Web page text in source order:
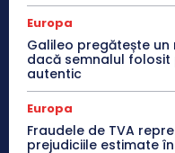
Europa
Galileo pregătește
dacă semnalul
autentic
Europa
Fraudele de TVA
prejudiciile estimate